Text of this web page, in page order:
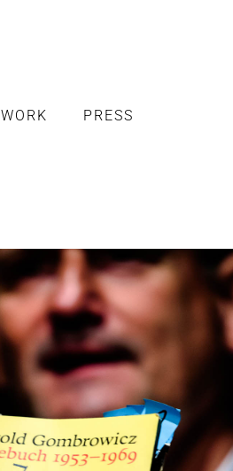
WORK PRESS